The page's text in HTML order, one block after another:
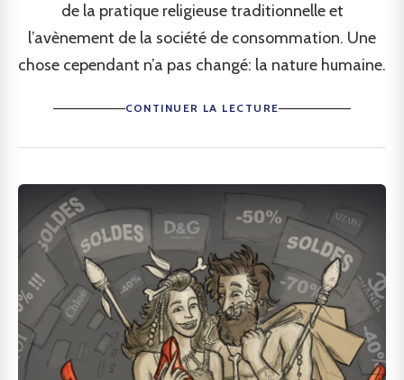
de la pratique religieuse traditionnelle et
l’avènement de la société de consommation. Une
chose cependant n’a pas changé: la nature humaine.
CONTINUER LA LECTURE